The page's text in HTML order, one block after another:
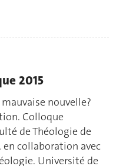
2015
nouvelle?
Colloque
de Théologie de
en collaboration avec
Université de